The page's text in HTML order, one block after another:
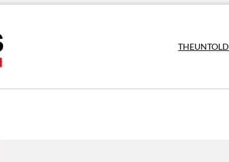
THEUNTOLD